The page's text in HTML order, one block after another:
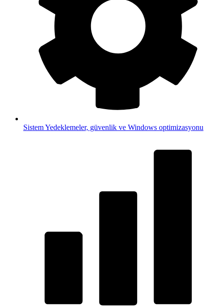
SistemYedeklemeler, güvenlik ve Windows optimizasyonu